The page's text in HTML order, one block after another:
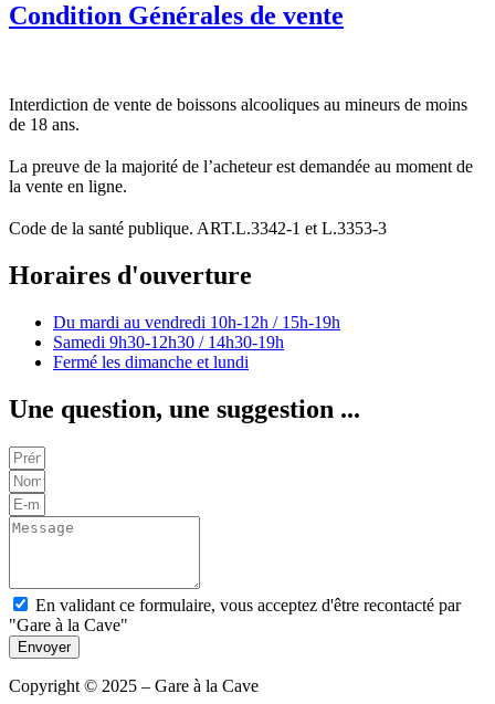
Condition Générales de vente
Interdiction de vente de boissons alcooliques au mineurs de moins
de 18 ans.
La preuve de la majorité de l’acheteur est demandée au moment de
la vente en ligne.
Code de la santé publique. ART.L.3342-1 et L.3353-3
Horaires d'ouverture
Du mardi au vendredi 10h-12h / 15h-19h
Samedi 9h30-12h30 / 14h30-19h
Fermé les dimanche et lundi
Une question, une suggestion ...
En validant ce formulaire, vous acceptez d'être recontacté par
"Gare à la Cave"
Envoyer
Copyright © 2025 – Gare à la Cave